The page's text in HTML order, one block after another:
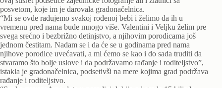
posvetom, koje im je darovala gradonačelnica.
“Mi se ovde radujemo svakoj rođenoj bebi i želimo da ih u
vremenu pred nama bude mnogo više. Valentini i Veljku želim pre
svega srećno i bezbrižno detinjstvo, a njihovim porodicama još
jednom čestitam. Nadam se i da će se u godinama pred nama
njihove porodice uvećavati, a mi ćemo se kao i do sada truditi da
stvaramo što bolje uslove i da podržavamo rađanje i roditeljstvo”,
istakla je gradonačelnica, podsetivši na mere kojima grad podržava
rađanje i roditeljstvo.